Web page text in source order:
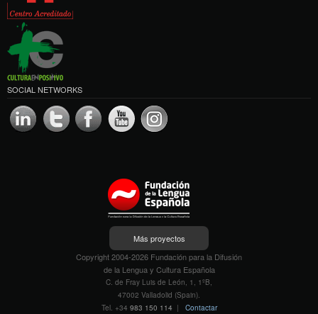
SOCIAL NETWORKS
Más proyectos
Copyright 2004-2026 Fundación para la Difusión
de la Lengua y Cultura Española
C. de Fray Luis de León, 1, 1ºB,
47002 Valladolid (Spain).
Tel. +34 983 150 114 | Contactar